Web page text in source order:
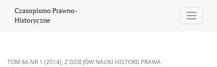
Czasopismo Prawno-
Historyczne
TOM 66 NR 1 (2014),Z DZIEJÓW NAUKI HISTORII PRAWA